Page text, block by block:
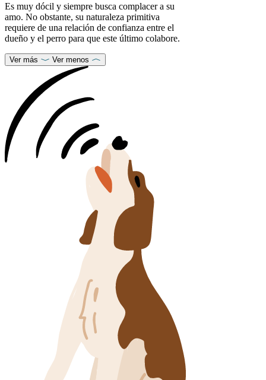
Es muy dócil y siempre busca complacer a su
amo. No obstante, su naturaleza primitiva
requiere de una relación de confianza entre el
dueño y el perro para que este último colabore.
Ver más Ver menos